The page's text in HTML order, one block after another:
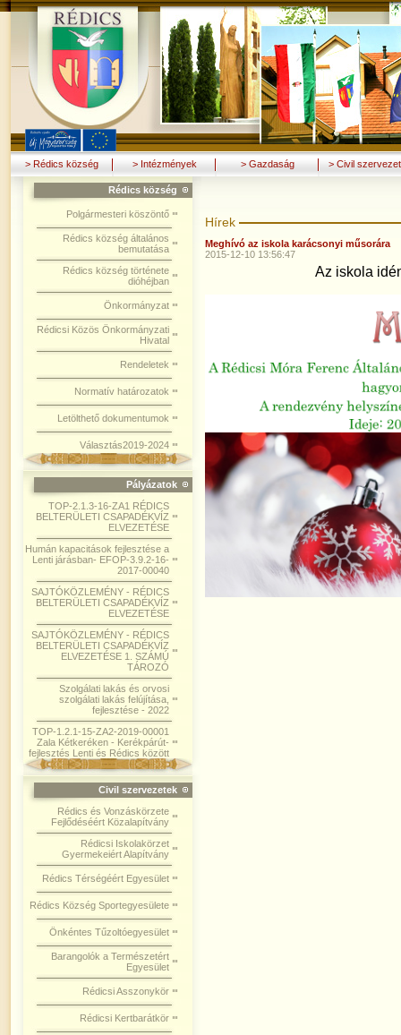
> Rédics község > Intézmények > Gazdaság > Civil
Rédics község
Polgármesteri köszöntő
Rédics község általános
bemutatása
Rédics község története
dióhéjban
Önkormányzat
Rédicsi Közös Önkormányzati
Hivatal
Rendeletek
Normatív határozatok
Letölthető dokumentumok
Választás2019-2024
Pályázatok
TOP-2.1.3-16-ZA1 RÉDICS
BELTERÜLETI CSAPADÉKVÍZ
ELVEZETÉSE
Humán kapacitások fejlesztése a
Lenti járásban- EFOP-3.9.2-16-
2017-00040
SAJTÓKÖZLEMÉNY - RÉDICS
BELTERÜLETI CSAPADÉKVÍZ
ELVEZETÉSE
SAJTÓKÖZLEMÉNY - RÉDICS
BELTERÜLETI CSAPADÉKVÍZ
ELVEZETÉSE 1. SZÁMÚ
TÁROZÓ
Szolgálati lakás és orvosi
szolgálati lakás felújítása,
fejlesztése - 2022
TOP-1.2.1-15-ZA2-2019-00001
Zala Kétkeréken - Kerékpárút-
fejlesztés Lenti és Rédics között
Civil szervezetek
Rédics és Vonzáskörzete
Fejlődéséért Közalapítvány
Rédicsi Iskolakörzet
Gyermekeiért Alapítvány
Rédics Térségéért Egyesület
Rédics Község Sportegyesülete
Önkéntes Tűzoltóegyesület
Barangolók a Természetért
Egyesület
Rédicsi Asszonykör
Rédicsi Kertbarátkör
Hírek
Meghívó az iskola karácsonyi műsorára
2015-12-10 13:56:47
Az iskola